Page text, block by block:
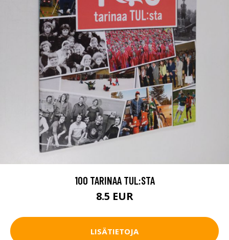
100 TARINAA TUL:STA
8.5 EUR
LISÄTIETOJA